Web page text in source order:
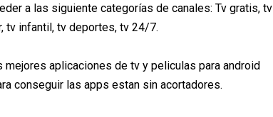
a las siguiente categorías de canales: Tv gratis, tv
tv infantil, tv deportes, tv 24/7.
aplicaciones de tv y peliculas para android
conseguir las apps estan sin acortadores.